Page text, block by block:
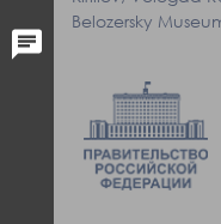
Belozersky